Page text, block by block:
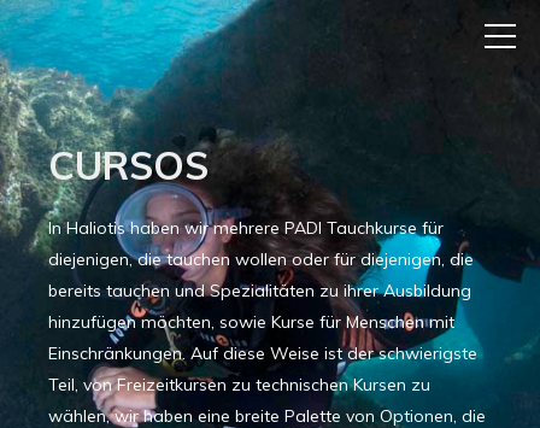
CURSOS
In Haliotis haben wir mehrere PADI Tauchkurse für
diejenigen, die tauchen wollen oder für diejenigen, die
bereits tauchen und Spezialitäten zu ihrer Ausbildung
hinzufügen möchten, sowie Kurse für Menschen mit
Einschränkungen. Auf diese Weise ist der schwierigste
Teil, von Freizeitkursen zu technischen Kursen zu
wählen, wir haben eine breite Palette von Optionen, die